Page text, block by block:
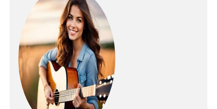
priorité absolue et
occupe une place
centrale.